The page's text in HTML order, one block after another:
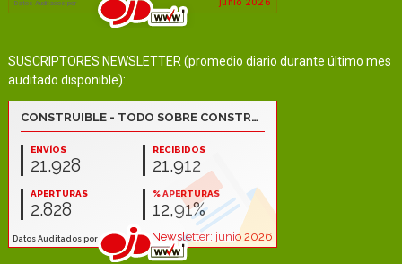
SUSCRIPTORES NEWSLETTER (promedio diario durante último mes
auditado disponible):